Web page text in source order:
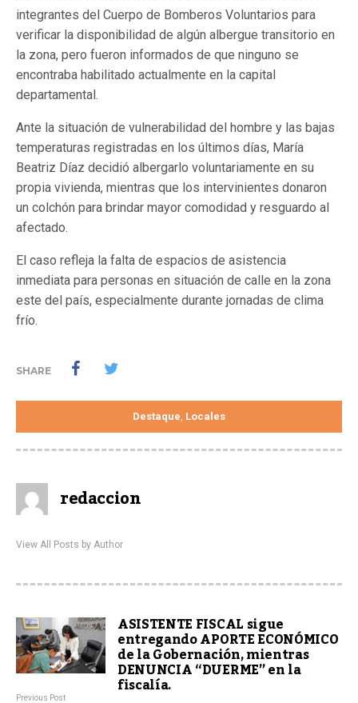
integrantes del Cuerpo de Bomberos Voluntarios para
verificar la disponibilidad de algún albergue transitorio en
la zona, pero fueron informados de que ninguno se
encontraba habilitado actualmente en la capital
departamental.
Ante la situación de vulnerabilidad del hombre y las bajas
temperaturas registradas en los últimos días, María
Beatriz Díaz decidió albergarlo voluntariamente en su
propia vivienda, mientras que los intervinientes donaron
un colchón para brindar mayor comodidad y resguardo al
afectado.
El caso refleja la falta de espacios de asistencia
inmediata para personas en situación de calle en la zona
este del país, especialmente durante jornadas de clima
frío.
SHARE
Destaque, Locales
redaccion
View All Posts by Author
ASISTENTE FISCAL sigue
entregando APORTE ECONÓMICO
de la Gobernación, mientras
DENUNCIA “DUERME” en la
fiscalía.
Previous Post